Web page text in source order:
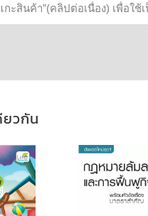
ะสินค้า”(คลิปต่อเนื่อง) เพื่อใ